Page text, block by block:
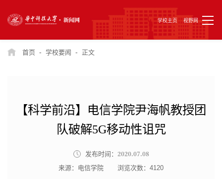
学校主页 视野网
首页 - 学校要闻 - 正文
【科学前沿】电信学院尹海帆教授团
队破解5G移动性诅咒
发布时间： 2020.07.08
来源：电信学院 浏览次数：4120